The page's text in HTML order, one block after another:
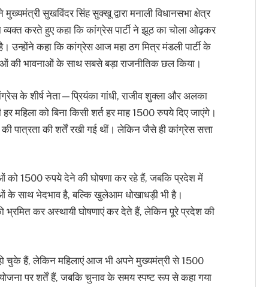
सुखविंदर सिंह सुक्खू द्वारा मनाली विधानसभा क्षेत्र
करते हुए कहा कि कांग्रेस पार्टी ने झूठ का चोला ओढ़कर
कहा कि कांग्रेस आज महा ठग मित्र मंडली पार्टी के
की भावनाओं के साथ सबसे बड़ा राजनीतिक छल किया।
के शीर्ष नेता—प्रियंका गांधी, राजीव शुक्ला और अलका
महिला को बिना किसी शर्त हर माह 1500 रुपये दिए जाएंगे।
पात्रता की शर्तें रखी गई थीं। लेकिन जैसे ही कांग्रेस सत्ता
1500 रुपये देने की घोषणा कर रहे हैं, जबकि प्रदेश में
साथ भेदभाव है, बल्कि खुलेआम धोखाधड़ी भी है।
भ्रमित कर अस्थायी घोषणाएं कर देते हैं, लेकिन पूरे प्रदेश की
चुके हैं, लेकिन महिलाएं आज भी अपने मुख्यमंत्री से 1500
पर शर्तें हैं, जबकि चुनाव के समय स्पष्ट रूप से कहा गया